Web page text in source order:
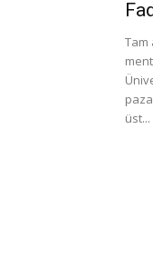
Tam
üst...